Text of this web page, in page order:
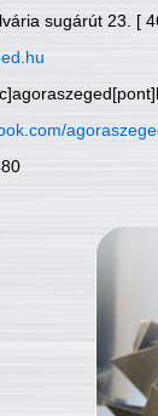
sugárút 23. [